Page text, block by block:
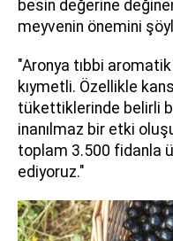
besin değerine
meyvenin önemini
"Aronya tıbbi
kıymetli. Özellikle
tükettiklerinde belirli
inanılmaz bir etki
toplam 3.500 fidanla
ediyoruz."